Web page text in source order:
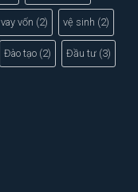
vay vốn (2) vệ sinh (2)
Đào tạo (2) Đầu tư (3)